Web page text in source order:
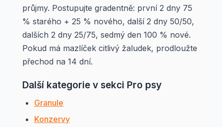
průjmy. Postupujte gradentně: první 2 dny 75
% starého + 25 % nového, další 2 dny 50/50,
dalších 2 dny 25/75, sedmý den 100 % nové.
Pokud má mazlíček citlivý žaludek, prodloužte
přechod na 14 dní.
Další kategorie v sekci Pro psy
Granule
Konzervy